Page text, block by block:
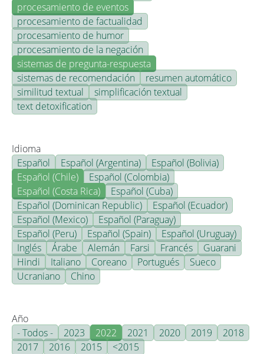
procesamiento de eventos
procesamiento de factualidad
procesamiento de humor
procesamiento de la negación
sistemas de pregunta-respuesta
sistemas de recomendación
resumen automático
similitud textual
simplificación textual
text detoxification
Idioma
Español
Español (Argentina)
Español (Bolivia)
Español (Chile)
Español (Colombia)
Español (Costa Rica)
Español (Cuba)
Español (Dominican Republic)
Español (Ecuador)
Español (Mexico)
Español (Paraguay)
Español (Peru)
Español (Spain)
Español (Uruguay)
Inglés
Árabe Alemán Farsi Francés
Guarani
Hindi
Italiano Coreano Portugués
Sueco
Ucraniano
Chino
Año
- Todos -
2023 2022 2021 2020 2019
2018
2017
2016 2015 <2015